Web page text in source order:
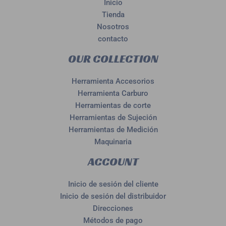
Inicio
Tienda
Nosotros
contacto
OUR COLLECTION
Herramienta Accesorios
Herramienta Carburo
Herramientas de corte
Herramientas de Sujeción
Herramientas de Medición
Maquinaria
ACCOUNT
Inicio de sesión del cliente
Inicio de sesión del distribuidor
Direcciones
Métodos de pago